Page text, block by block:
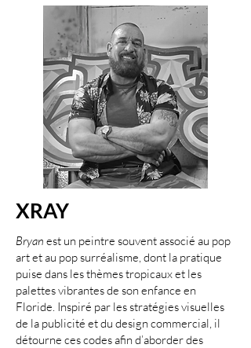
XRAY
Bryan est un peintre souvent associé au pop
art et au pop surréalisme, dont la pratique
puise dans les thèmes tropicaux et les
palettes vibrantes de son enfance en
Floride. Inspiré par les stratégies visuelles
de la publicité et du design commercial, il
détourne ces codes afin d’aborder des